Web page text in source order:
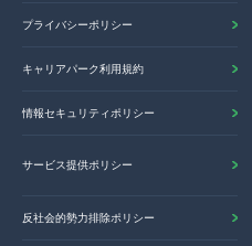
プライバシーポリシー
キャリアパーク利用規約
情報セキュリティポリシー
サービス提供ポリシー
反社会的勢力排除ポリシー